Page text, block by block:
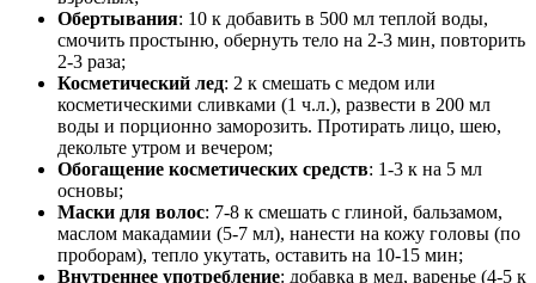
Обертывания: 10 к добавить в 500 мл теплой воды,
смочить простыню, обернуть тело на 2-3 мин, повторить
2-3 раза;
Косметический лед: 2 к смешать с медом или
косметическими сливками (1 ч.л.), развести в 200 мл
воды и порционно заморозить. Протирать лицо, шею,
декольте утром и вечером;
Обогащение косметических средств: 1-3 к на 5 мл
основы;
Маски для волос: 7-8 к смешать с глиной, бальзамом,
маслом макадамии (5-7 мл), нанести на кожу головы (по
проборам), тепло укутать, оставить на 10-15 мин;
Внутреннее употребление: добавка в мед, варенье (4-5 к